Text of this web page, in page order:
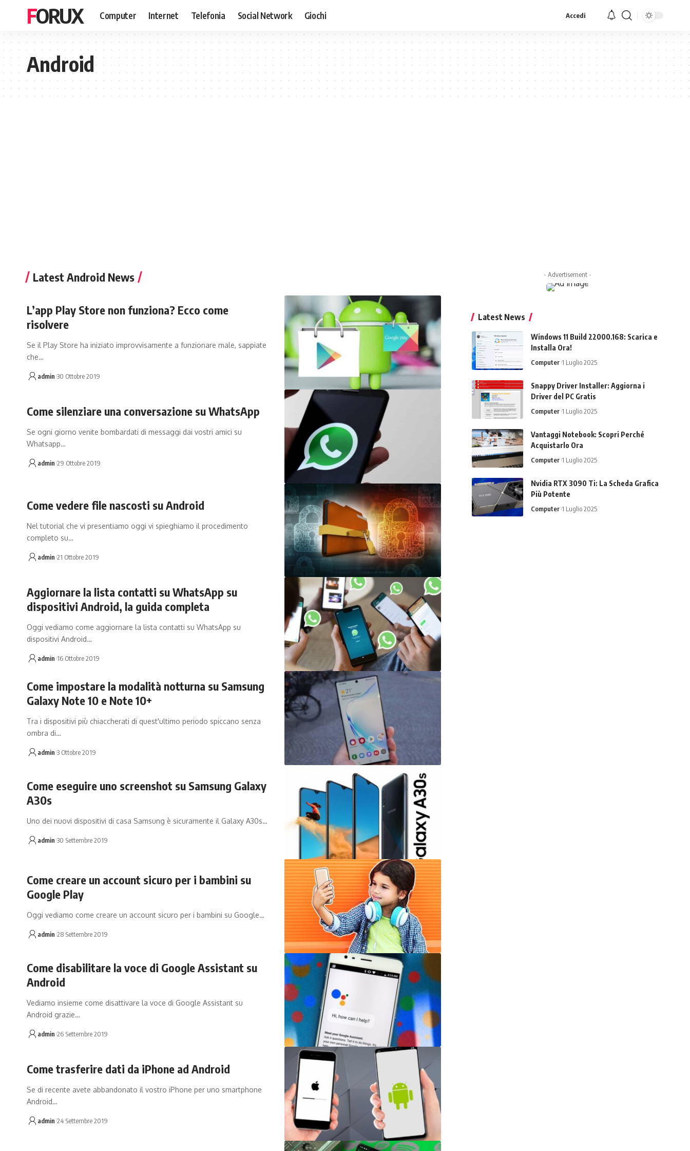
FORUX Computer Internet Telefonia Social Network Giochi Accedi
Android
Latest Android News
L’app Play Store non funziona? Ecco come
risolvere
Se il Play Store ha iniziato improvvisamente a funzionare male, sappiate
che…
admin 30 Ottobre 2019
Come silenziare una conversazione su WhatsApp
Se ogni giorno venite bombardati di messaggi dai vostri amici su
Whatsapp…
admin 29 Ottobre 2019
Come vedere file nascosti su Android
Nel tutorial che vi presentiamo oggi vi spieghiamo il procedimento
completo su…
admin 21 Ottobre 2019
Aggiornare la lista contatti su WhatsApp su
dispositivi Android, la guida completa
Oggi vediamo come aggiornare la lista contatti su WhatsApp su
dispositivi Android…
admin 16 Ottobre 2019
Come impostare la modalità notturna su Samsung
Galaxy Note 10 e Note 10+
Tra i dispositivi più chiaccherati di quest'ultimo periodo spiccano senza
ombra di…
admin 3 Ottobre 2019
Come eseguire uno screenshot su Samsung Galaxy
A30s
Uno dei nuovi dispositivi di casa Samsung è sicuramente il Galaxy A30s…
admin 30 Settembre 2019
Come creare un account sicuro per i bambini su
Google Play
Oggi vediamo come creare un account sicuro per i bambini su Google…
admin 28 Settembre 2019
Come disabilitare la voce di Google Assistant su
Android
Vediamo insieme come disattivare la voce di Google Assistant su
Android grazie…
admin 26 Settembre 2019
Come trasferire dati da iPhone ad Android
Se di recente avete abbandonato il vostro iPhone per uno smartphone
Android…
admin 24 Settembre 2019
- Advertisement -
Latest News
Windows 11 Build 22000.168: Scarica e
Installa Ora!
Computer 1 Luglio 2025
Snappy Driver Installer: Aggiorna i
Driver del PC Gratis
Computer 1 Luglio 2025
Vantaggi Notebook: Scopri Perché
Acquistarlo Ora
Computer 1 Luglio 2025
Nvidia RTX 3090 Ti: La Scheda Grafica
Più Potente
Computer 1 Luglio 2025